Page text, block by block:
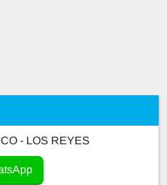
- LOS REYES